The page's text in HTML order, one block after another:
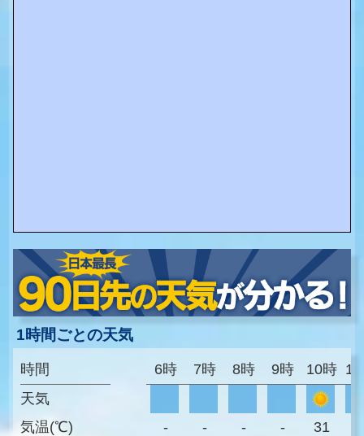
1時間ごとの天気
時間
天気
気温(℃)
6時 7時 8時 9時 10時
- - - - 31